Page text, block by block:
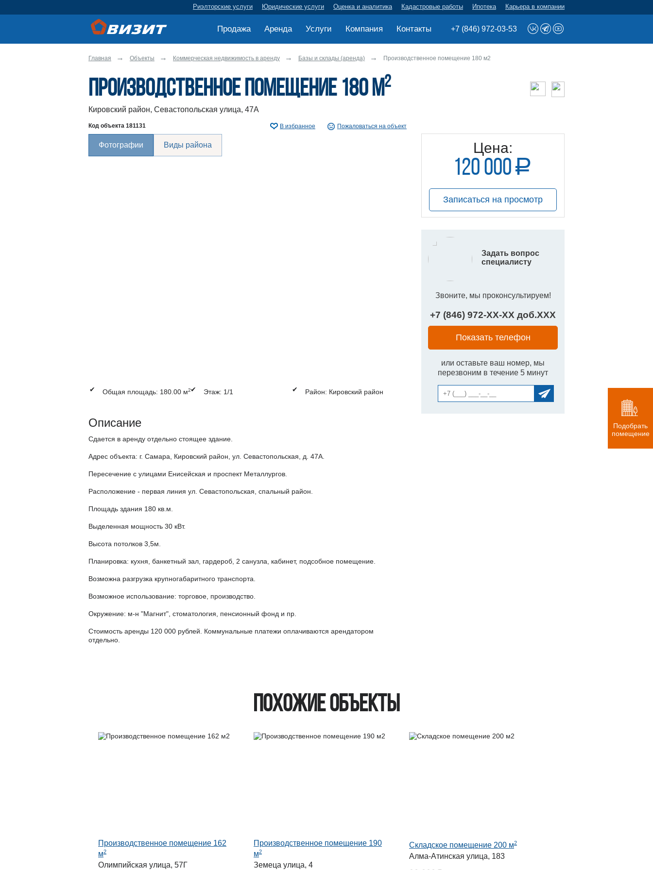
Риэлторские услуги Юридические услуги Оценка и аналитика Кадастровые работы Ипотека Карьера в компании
+7 (846) 972-03-53
Продажа Аренда Услуги Компания Контакты
Главная Объекты Коммерческая недвижимость в аренду Базы и склады (аренда) Производственное помещение 180 м2
Производственное помещение 180 м2
Кировский район, Севастопольская улица, 47А
Код объекта 181131 В избранное Пожаловаться на объект
Фотографии Виды района
✔ Общая площадь: 180.00 м2✔ Этаж: 1/1 ✔ Район: Кировский район
Описание
Сдается в аренду отдельно стоящее здание.
Адрес объекта: г. Самара, Кировский район, ул. Севастопольская, д. 47А.
Пересечение с улицами Енисейская и проспект Металлургов.
Расположение - первая линия ул. Севастопольская, спальный район.
Площадь здания 180 кв.м.
Выделенная мощность 30 кВт.
Высота потолков 3,5м.
Планировка: кухня, банкетный зал, гардероб, 2 санузла, кабинет, подсобное помещение.
Возможна разгрузка крупногабаритного транспорта.
Возможное использование: торговое, производство.
Окружение: м-н "Магнит", стоматология, пенсионный фонд и пр.
Стоимость аренды 120 000 рублей. Коммунальные платежи оплачиваются арендатором
отдельно.
Цена:
120 000 a
руб.
Записаться на просмотр
Задать вопрос
специалисту
Звоните, мы проконсультируем!
+7 (846) 972-XX-XX доб.XXX
Показать телефон
или оставьте ваш номер, мы
перезвоним в течение 5 минут
Похожие объекты
Производственное помещение 162
м2
Олимпийская улица, 57Г
Производственное помещение 190
м2
Земеца улица, 4
Складское помещение 200 м2
Алма-Атинская улица, 183
Подобрать
помещение